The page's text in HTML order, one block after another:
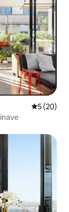
Note
5 (20)